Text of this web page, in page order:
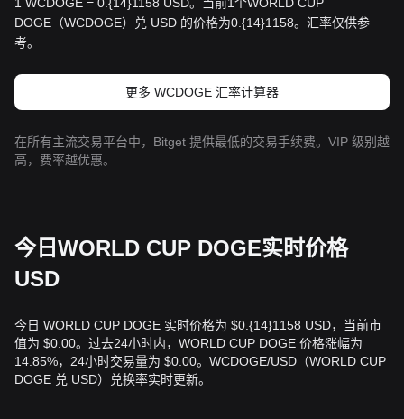
DOGE（WCDOGE）兑 USD 的价格为0.{14}1158。汇率仅供参
考。
更多 WCDOGE 汇率计算器
在所有主流交易平台中，Bitget 提供最低的交易手续费。VIP 级别越
高，费率越优惠。
今日WORLD CUP DOGE实时价格
USD
今日 WORLD CUP DOGE 实时价格为 $0.{14}1158 USD，当前市
值为 $0.00。过去24小时内，WORLD CUP DOGE 价格涨幅为
14.85%，24小时交易量为 $0.00。WCDOGE/USD（WORLD CUP
DOGE 兑 USD）兑换率实时更新。